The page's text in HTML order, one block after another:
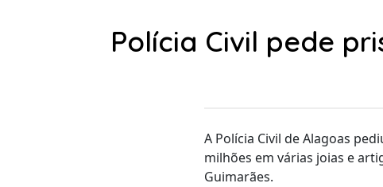
Polícia Civil pede
A Polícia Civil de Alagoas
milhões em várias joias e
Guimarães.